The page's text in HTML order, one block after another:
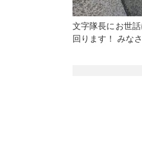
文字隊長にお世
回ります！ みな